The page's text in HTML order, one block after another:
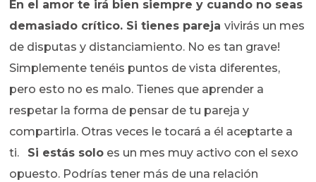
En el amor te irá bien siempre y cuando no seas
demasiado crítico. Si tienes parejavivirás un mes
de disputas y distanciamiento. No es tan grave!
Simplemente tenéis puntos de vista diferentes,
pero esto no es malo. Tienes que aprender a
respetar la forma de pensar de tu pareja y
compartirla. Otras veces le tocará a él aceptarte a
ti. Si estás solo es un mes muy activo con el sexo
opuesto. Podrías tener más de una relación